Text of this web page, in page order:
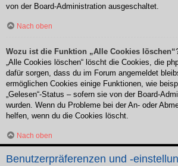
von der Board-Administration ausgeschaltet.
Nach oben
Wozu ist die Funktion „Alle Cookies
„Alle Cookies löschen“ löscht die Cookies, die
dafür sorgen, dass du im Forum angemeldet
ermöglichen Cookies einige Funktionen, wie
„Gelesen“-Status – sofern sie von der Board-
wurden. Wenn du Probleme bei der An- oder
helfen, wenn du die Cookies löscht.
Nach oben
Benutzerpräferenzen und -